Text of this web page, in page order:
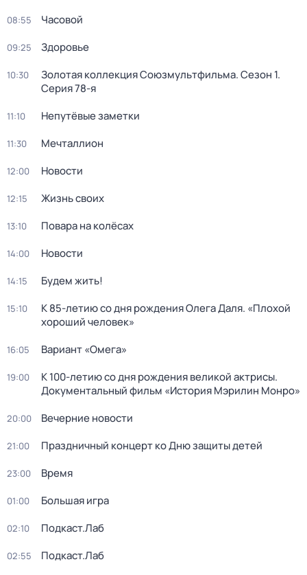
08:55 Часовой
09:25 Здоровье
10:30 Золотая коллекция Союзмультфильма. Сезон 1.
Серия 78-я
11:10 Непутёвые заметки
11:30 Мечталлион
12:00 Новости
12:15 Жизнь своих
13:10 Повара на колёсах
14:00 Новости
14:15 Будем жить!
15:10
К 85-летию со дня рождения Олега Даля. «Плохой
хороший человек»
16:05 Вариант «Омега»
19:00
К 100-летию со дня рождения великой актрисы.
Документальный фильм «История Мэрилин Монро»
20:00 Вечерние новости
21:00 Праздничный концерт ко Дню защиты детей
23:00 Время
01:00 Большая игра
02:10 Подкаст.Лаб
02:55 Подкаст.Лаб